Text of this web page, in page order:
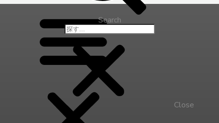
Search
Close